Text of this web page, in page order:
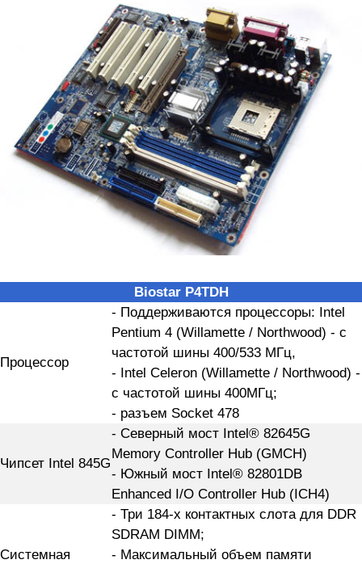
Biostar P4TDH
Процессор
- Поддерживаются процессоры: Intel
Pentium 4 (Willamette / Northwood) - с
частотой шины 400/533 МГц,
- Intel Celeron (Willamette / Northwood) -
с частотой шины 400МГц;
- разъем Socket 478
Чипсет Intel 845G
- Северный мост Intel® 82645G
Memory Controller Hub (GMCH)
- Южный мост Intel® 82801DB
Enhanced I/O Controller Hub (ICH4)
Системная
- Три 184-х контактных слота для DDR
SDRAM DIMM;
- Максимальный объем памяти